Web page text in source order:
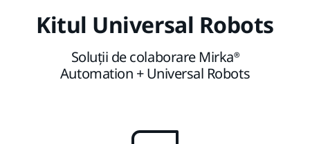
Kitul Universal Robots
Soluții de colaborare Mirka®
Automation + Universal Robots